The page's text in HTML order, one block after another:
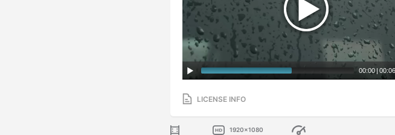
00:00 | 00:06
LICENSE INFO
1920x1080